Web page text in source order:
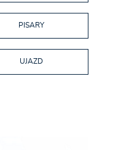
PISARY
UJAZD